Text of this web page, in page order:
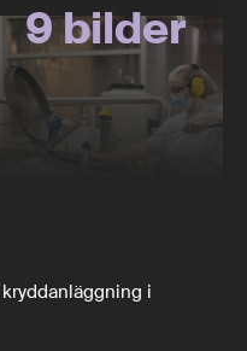
9 bilder
i